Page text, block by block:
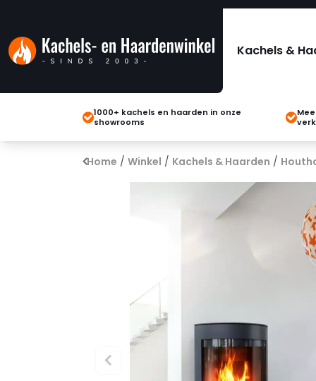
Kachels &
1000+ kachels en haarden in onze
showrooms
Home / Winkel / Kachels & Haarden /